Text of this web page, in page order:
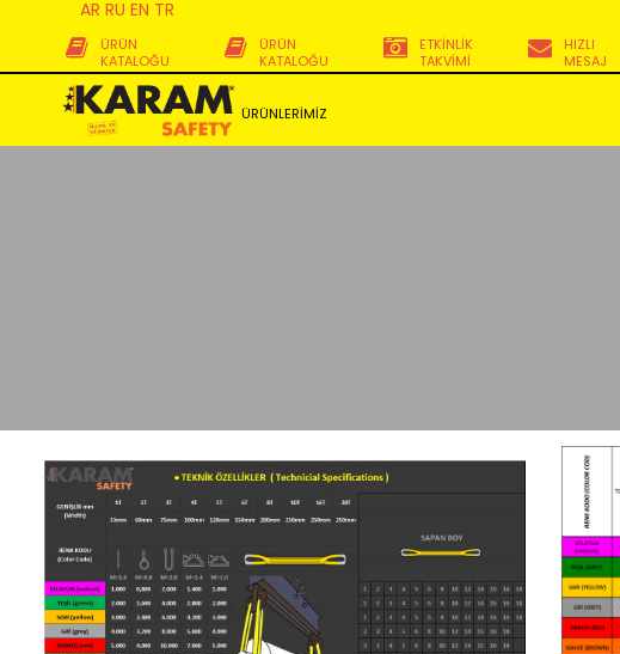
AR RU EN TR
HIZLI
MESAJ
ETKİNLİK
TAKVİMİ
ÜRÜN
KATALOĞU
ÜRÜN
KATALOĞU
ÜRÜNLERİMİZ